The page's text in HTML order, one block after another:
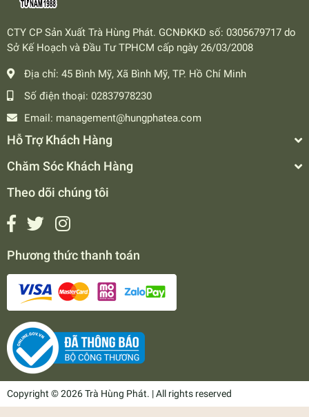
CTY CP Sản Xuất Trà Hùng Phát. GCNĐKKD số: 0305679717 do
Sở Kế Hoạch và Đầu Tư TPHCM cấp ngày 26/03/2008
Địa chỉ: 45 Bình Mỹ, Xã Bình Mỹ, TP. Hồ Chí Minh
Số điện thoại: 02837978230
Email: management@hungphatea.com
Hỗ Trợ Khách Hàng
Chăm Sóc Khách Hàng
Theo dõi chúng tôi
Phương thức thanh toán
Copyright © 2026 Trà Hùng Phát. | All rights reserved